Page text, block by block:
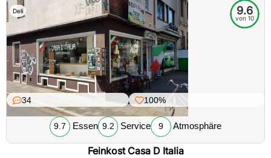
Deli 9.6
von 10
34 100%
9.7 Essen 9.2 Service 9 Atmosphäre
Feinkost Casa D Italia